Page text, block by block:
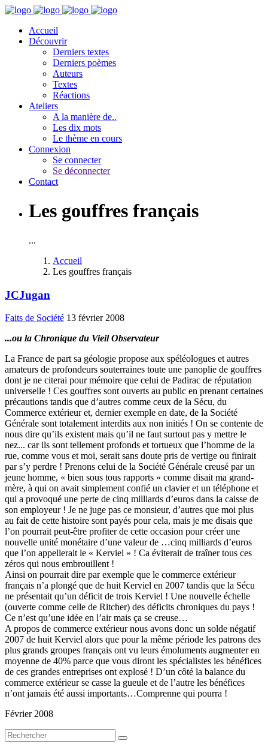
Accueil
Découvrir
Derniers textes
Derniers poèmes
Auteurs
Textes
Réactions
Ateliers
A la manière de..
Les dix mots
Le thème en cours
Connexion
Se connecter
Se déconnecter
Contact
Les gouffres français
...
Accueil
Les gouffres français
JCJugan
Faits de Société 13 février 2008
...ou la Chronique du Vieil Observateur
La France de part sa géologie propose aux spéléologues et autres
amateurs de profondeurs souterraines toute une panoplie de gouffres
dont je ne citerai pour mémoire que celui de Padirac de réputation
universelle ! Ces gouffres sont ouverts au public en prenant certaines
précautions tandis que d’autres comme ceux de la Sécu, du
Commerce extérieur et, dernier exemple en date, de la Société
Générale sont totalement interdits aux non initiés ! On se contente de
nous dire qu’ils existent mais qu’il ne faut surtout pas y mettre le
nez... car ils sont tellement profonds et tortueux que l’homme de la
rue, comme vous et moi, serait sans doute pris de vertige ou finirait
par s’y perdre ! Prenons celui de la Société Générale creusé par un
jeune homme, « bien sous tous rapports » comme disait ma grand-
mère, à qui on avait simplement confié un clavier et un téléphone et
qui a provoqué une perte de cinq milliards d’euros dans la caisse de
son employeur ! Je ne juge pas ce monsieur, d’autres que moi plus
au fait de cette histoire sont payés pour cela, mais je me disais que
l’on pourrait peut-être profiter de cette occasion pour créer une
nouvelle unité monétaire d’une valeur de …cinq milliards d’euros
que l’on appellerait le « Kerviel » ! Ca éviterait de traîner tous ces
zéros qui nous embrouillent !
Ainsi on pourrait dire par exemple que le commerce extérieur
français n’a plongé que de huit Kerviel en 2007 tandis que la Sécu
ne présentait qu’un déficit de trois Kerviel ! Une nouvelle échelle
(ouverte comme celle de Ritcher) des déficits chroniques du pays !
Ce n’est qu’une idée en l’air mais ça se creuse…
A propos de commerce extérieur nous avons donc un solde négatif
2007 de huit Kerviel alors que pour la même période les patrons des
plus grands groupes français ont vu leurs émoluments augmenter en
moyenne de 40% parce que vous diront les spécialistes les bénéfices
de ces grandes entreprises ont explosé ! D’un côté la balance du
commerce extérieur se casse la gueule et de l’autre les bénéfices
n’ont jamais été aussi importants…Comprenne qui pourra !
Février 2008